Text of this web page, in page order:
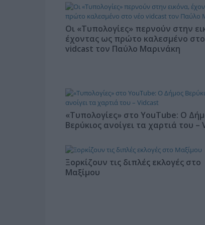
Οι «Τυπολογίες» περνούν στην
έχοντας ως πρώτο καλεσμένο
vidcast τον Παύλο Μαρινάκη
«Τυπολογίες» στο YouTube: Ο
Βερύκιος ανοίγει τα χαρτιά του –
Ξορκίζουν τις διπλές εκλογές στο
Μαξίμου